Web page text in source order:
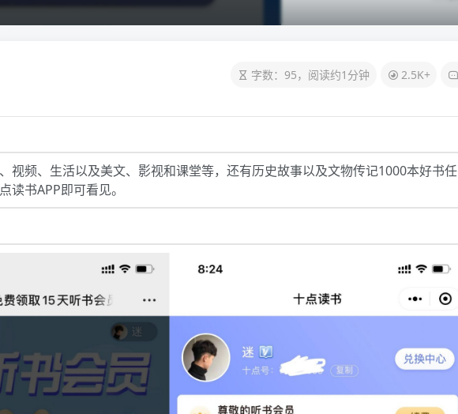
字数：95，阅读约1分钟 2.5K+
视频、生活以及美文、影视和课堂等，还有历史故事以及文物传记1000本好书任
读书APP即可看见。